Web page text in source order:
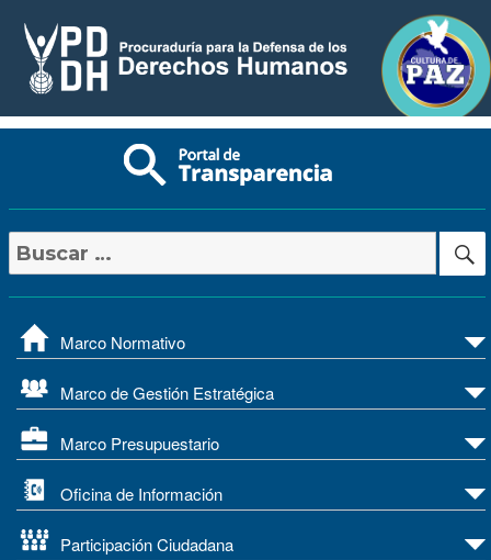
Buscar
por:
Marco Normativo
Marco de Gestión Estratégica
Marco Presupuestario
Oficina de Información
Participación Ciudadana